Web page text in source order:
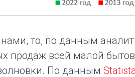
то, по данным
продаж всей малой
По данным